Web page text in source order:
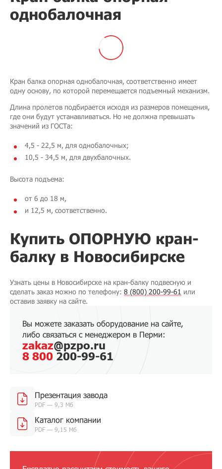
однобалочная
Кран балка опорная однобалочная, соответственно имеет
одну основу, по которой перемещается подъемный механизм.
Длина пролетов подбирается исходя из размеров помещения,
где они будут устанавливаться. Но не должна превышать
значений из ГОСТа:
4,5 - 22,5 м, для однобалочных;
10,5 - 34,5 м, для двухбалочных.
Высота подъема:
от 6 до 18 м,
и 12,5 м, соответственно.
Купить ОПОРНУЮ кран-
балку в Новосибирске
Узнать цены в Новосибирске на кран-балку подвесную и
сделать заказ можно по телефону: 8 (800) 200-99-61 или
оставив заявку на сайте.
Вы можете заказать оборудование на сайте,
либо связаться с менеджером в Перми:
zakaz@pzpo.ru
8 800 200-99-61
Презентация завода
PDF — 9,3 Мб
Каталог компании
PDF — 9,15 Мб